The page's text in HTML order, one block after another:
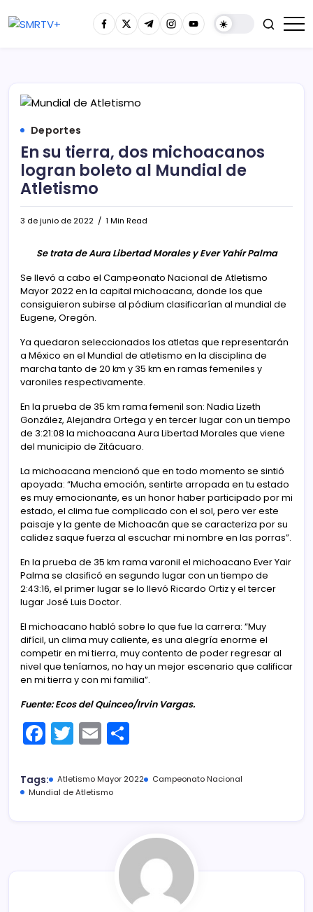
Deportes
En su tierra, dos michoacanos
logran boleto al Mundial de
Atletismo
3 de junio de 2022 1 Min Read
Se trata de Aura Libertad Morales y Ever Yahír Palma
Se llevó a cabo el Campeonato Nacional de Atletismo
Mayor 2022 en la capital michoacana, donde los que
consiguieron subirse al pódium clasificarían al mundial de
Eugene, Oregón.
Ya quedaron seleccionados los atletas que representarán
a México en el Mundial de atletismo en la disciplina de
marcha tanto de 20 km y 35 km en ramas femeniles y
varoniles respectivamente.
En la prueba de 35 km rama femenil son: Nadia Lizeth
González, Alejandra Ortega y en tercer lugar con un tiempo
de 3:21:08 la michoacana Aura Libertad Morales que viene
del municipio de Zitácuaro.
La michoacana mencionó que en todo momento se sintió
apoyada: “Mucha emoción, sentirte arropada en tu estado
es muy emocionante, es un honor haber participado por mi
estado, el clima fue complicado con el sol, pero ver este
paisaje y la gente de Michoacán que se caracteriza por su
calidez saque fuerza al escuchar mi nombre en las porras”.
En la prueba de 35 km rama varonil el michoacano Ever Yair
Palma se clasificó en segundo lugar con un tiempo de
2:43:16, el primer lugar se lo llevó Ricardo Ortiz y el tercer
lugar José Luis Doctor.
El michoacano habló sobre lo que fue la carrera: “Muy
difícil, un clima muy caliente, es una alegría enorme el
competir en mi tierra, muy contento de poder regresar al
nivel que teníamos, no hay un mejor escenario que calificar
en mi tierra y con mi familia”.
Fuente: Ecos del Quinceo/Irvin Vargas.
F
a
c
e
T
w
itt
er
E
m
ai
l
m
tir
Tags: Atletismo Mayor 2022
Campeonato Nacional
Mundial de Atletismo